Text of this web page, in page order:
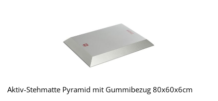
Aktiv-Stehmatte Pyramid mit Gummibezug 80x60x6cm